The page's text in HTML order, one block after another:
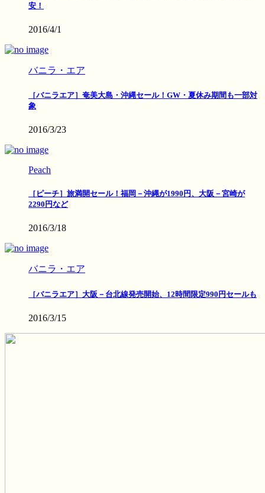
安！
2016/4/1
バニラ・エア
［バニラエア］奄美大島・沖縄セール！GW・夏休み期間も一部対
象
2016/3/23
Peach
［ピーチ］旅満開セール！福岡－沖縄が1990円、大阪－宮崎が
2290円など
2016/3/18
バニラ・エア
［バニラエア］大阪－台北線発売開始、12時間限定990円セールも
2016/3/15